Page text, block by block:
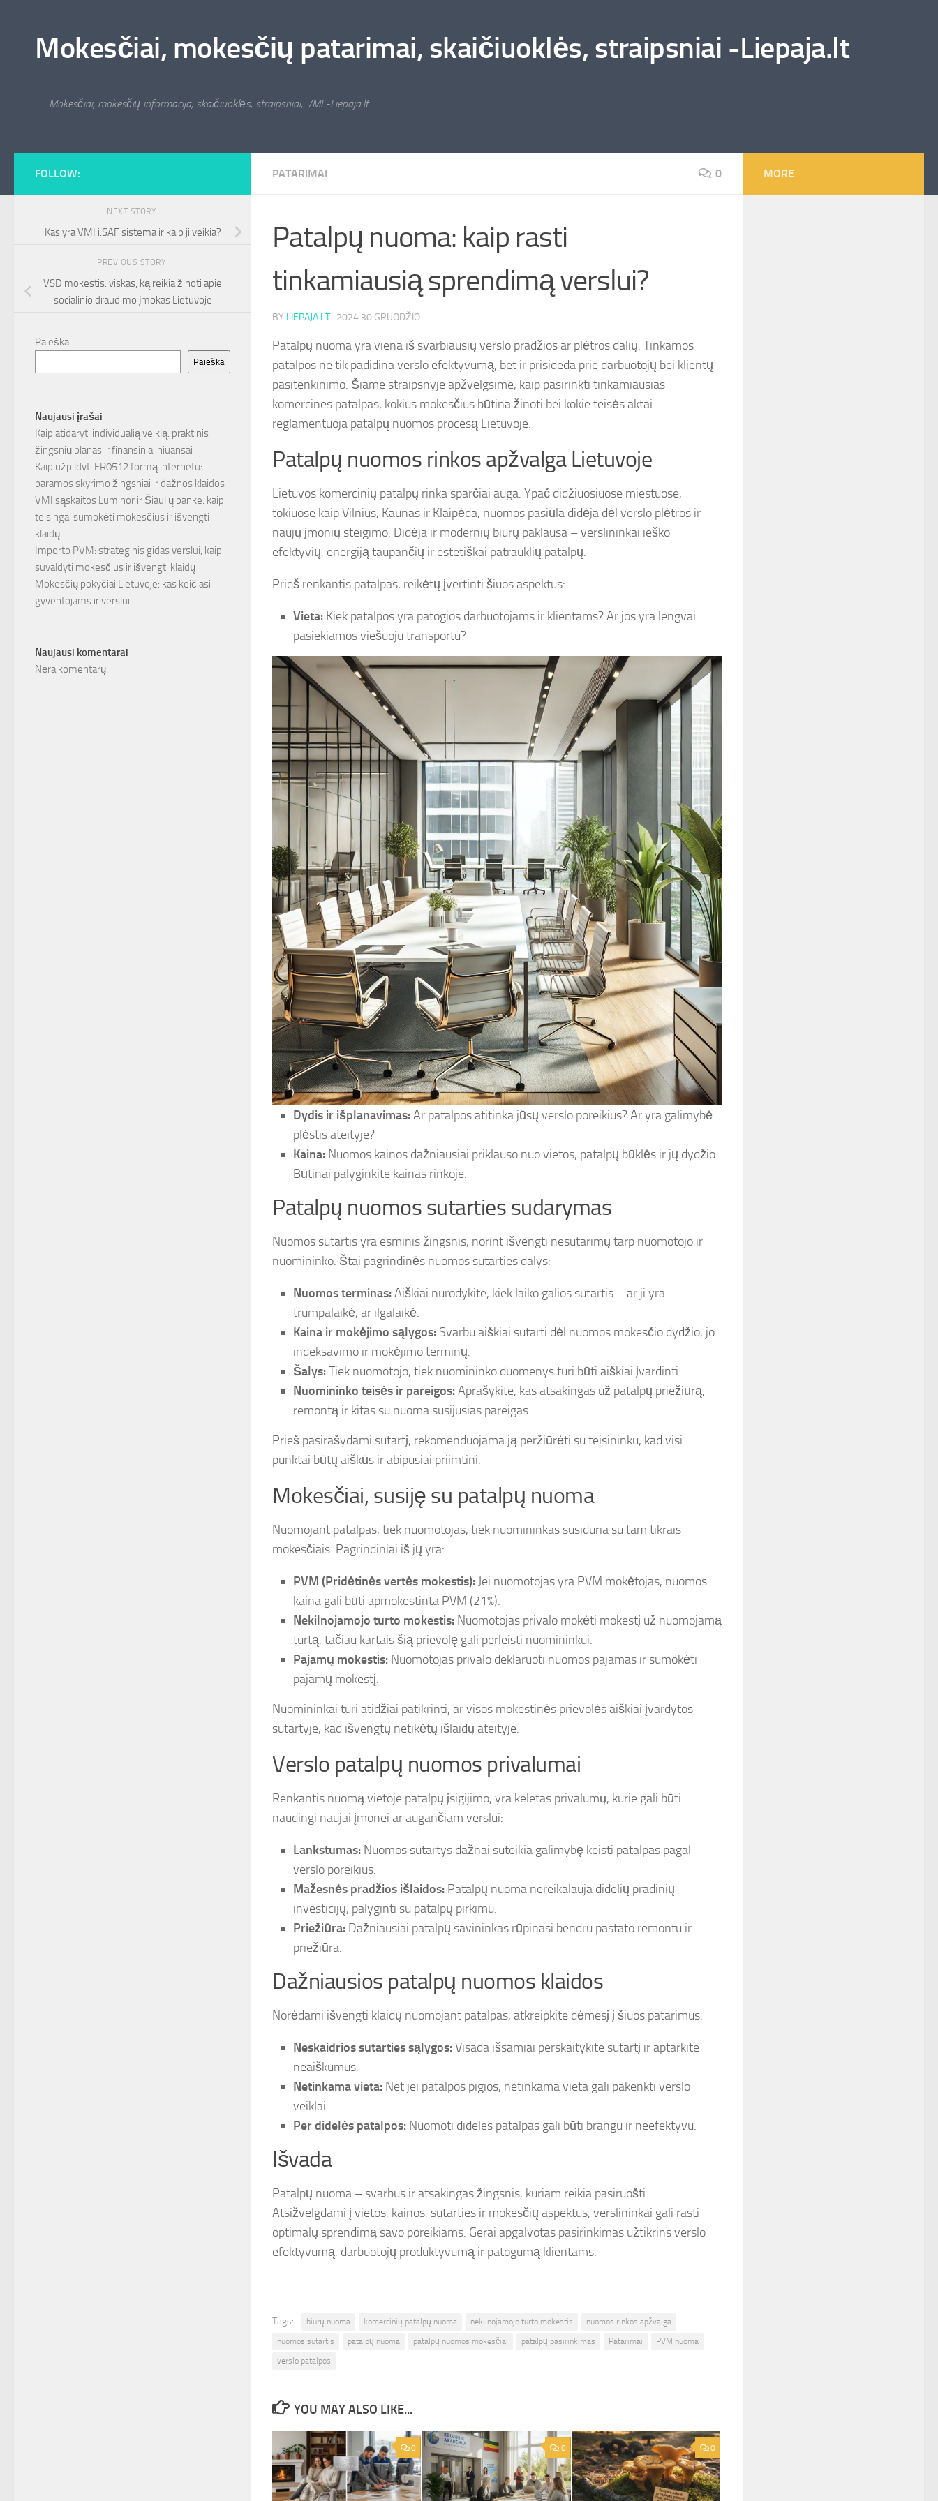
Mokesčiai, mokesčių patarimai, skaičiuoklės, straipsniai -Liepaja.lt
Mokesčiai, mokesčių informacija, skaičiuoklės, straipsniai, VMI -Liepaja.lt
PATARIMAI 0
Patalpų nuoma: kaip rasti
tinkamiausią sprendimą verslui?
BY LIEPAJA.LT · 2024 30 GRUODŽIO
Patalpų nuoma yra viena iš svarbiausių verslo pradžios ar plėtros dalių. Tinkamos
patalpos ne tik padidina verslo efektyvumą, bet ir prisideda prie darbuotojų bei klientų
pasitenkinimo. Šiame straipsnyje apžvelgsime, kaip pasirinkti tinkamiausias
komercines patalpas, kokius mokesčius būtina žinoti bei kokie teisės aktai
reglamentuoja patalpų nuomos procesą Lietuvoje.
Patalpų nuomos rinkos apžvalga Lietuvoje
Lietuvos komercinių patalpų rinka sparčiai auga. Ypač didžiuosiuose miestuose,
tokiuose kaip Vilnius, Kaunas ir Klaipėda, nuomos pasiūla didėja dėl verslo plėtros ir
naujų įmonių steigimo. Didėja ir modernių biurų paklausa – verslininkai ieško
efektyvių, energiją taupančių ir estetiškai patrauklių patalpų.
Prieš renkantis patalpas, reikėtų įvertinti šiuos aspektus:
Vieta: Kiek patalpos yra patogios darbuotojams ir klientams? Ar jos yra lengvai
pasiekiamos viešuoju transportu?
Dydis ir išplanavimas:Ar patalpos atitinka jūsų verslo poreikius? Ar yra galimybė
plėstis ateityje?
Kaina: Nuomos kainos dažniausiai priklauso nuo vietos, patalpų būklės ir jų dydžio.
Būtinai palyginkite kainas rinkoje.
Patalpų nuomos sutarties sudarymas
Nuomos sutartis yra esminis žingsnis, norint išvengti nesutarimų tarp nuomotojo ir
nuomininko. Štai pagrindinės nuomos sutarties dalys:
Nuomos terminas:Aiškiai nurodykite, kiek laiko galios sutartis – ar ji yra
trumpalaikė, ar ilgalaikė.
Kaina ir mokėjimo sąlygos: Svarbu aiškiai sutarti dėl nuomos mokesčio dydžio, jo
indeksavimo ir mokėjimo terminų.
Šalys:Tiek nuomotojo, tiek nuomininko duomenys turi būti aiškiai įvardinti.
Nuomininko teisės ir pareigos:Aprašykite, kas atsakingas už patalpų priežiūrą,
remontą ir kitas su nuoma susijusias pareigas.
Prieš pasirašydami sutartį, rekomenduojama ją peržiūrėti su teisininku, kad visi
punktai būtų aiškūs ir abipusiai priimtini.
Mokesčiai, susiję su patalpų nuoma
Nuomojant patalpas, tiek nuomotojas, tiek nuomininkas susiduria su tam tikrais
mokesčiais. Pagrindiniai iš jų yra:
PVM (Pridėtinės vertės mokestis): Jei nuomotojas yra PVM mokėtojas, nuomos
kaina gali būti apmokestinta PVM (21%).
Nekilnojamojo turto mokestis: Nuomotojas privalo mokėti mokestį už nuomojamą
turtą, tačiau kartais šią prievolę gali perleisti nuomininkui.
Pajamų mokestis: Nuomotojas privalo deklaruoti nuomos pajamas ir sumokėti
pajamų mokestį.
Nuomininkai turi atidžiai patikrinti, ar visos mokestinės prievolės aiškiai įvardytos
sutartyje, kad išvengtų netikėtų išlaidų ateityje.
Verslo patalpų nuomos privalumai
Renkantis nuomą vietoje patalpų įsigijimo, yra keletas privalumų, kurie gali būti
naudingi naujai įmonei ar augančiam verslui:
Lankstumas: Nuomos sutartys dažnai suteikia galimybę keisti patalpas pagal
verslo poreikius.
Mažesnės pradžios išlaidos: Patalpų nuoma nereikalauja didelių pradinių
investicijų, palyginti su patalpų pirkimu.
Priežiūra: Dažniausiai patalpų savininkas rūpinasi bendru pastato remontu ir
priežiūra.
Dažniausios patalpų nuomos klaidos
Norėdami išvengti klaidų nuomojant patalpas, atkreipkite dėmesį į šiuos patarimus:
Neskaidrios sutarties sąlygos:Visada išsamiai perskaitykite sutartį ir aptarkite
neaiškumus.
Netinkama vieta: Net jei patalpos pigios, netinkama vieta gali pakenkti verslo
veiklai.
Per didelės patalpos: Nuomoti dideles patalpas gali būti brangu ir neefektyvu.
Išvada
Patalpų nuoma – svarbus ir atsakingas žingsnis, kuriam reikia pasiruošti.
Atsižvelgdami į vietos, kainos, sutarties ir mokesčių aspektus, verslininkai gali rasti
optimalų sprendimą savo poreikiams. Gerai apgalvotas pasirinkimas užtikrins verslo
efektyvumą, darbuotojų produktyvumą ir patogumą klientams.
Tags: biurų nuoma komercinių patalpų nuoma nekilnojamojo turto mokestis
nuomos rinkos apžvalga
nuomos sutartis
patalpų nuoma patalpų nuomos mokesčiai patalpų pasirinkimas Patarimai
PVM nuoma
verslo patalpos
YOU MAY ALSO LIKE...
0 0 0
FOLLOW:
NEXT STORY
Kas yra VMI i.SAF sistema ir kaip ji veikia?
PREVIOUS STORY
VSD mokestis: viskas, ką reikia žinoti apie
socialinio draudimo įmokas Lietuvoje
Paieška
Paieška
Naujausi įrašai
Kaip atidaryti individualią veiklą: praktinis
žingsnių planas ir finansiniai niuansai
Kaip užpildyti FR0512 formą internetu:
paramos skyrimo žingsniai ir dažnos klaidos
VMI sąskaitos Luminor ir Šiaulių banke: kaip
teisingai sumokėti mokesčius ir išvengti
klaidų
Importo PVM: strateginis gidas verslui, kaip
suvaldyti mokesčius ir išvengti klaidų
Mokesčių pokyčiai Lietuvoje: kas keičiasi
gyventojams ir verslui
Naujausi komentarai
Nėra komentarų.
MORE